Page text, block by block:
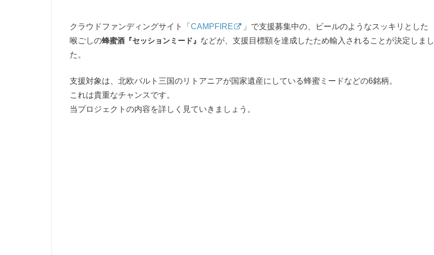
クラウドファンディングサイト「CAMPFIRE
」で支援募集中の、ビールのようなスッキリとした
喉ごしの蜂蜜酒『セッションミード』 などが、支援目標額を達成したため輸入されることが決定しまし
た。
支援対象は、北欧バルト三国のリトアニアが国家遺産にしている蜂蜜ミードなどの6銘柄。
これは貴重なチャンスです。
当プロジェクトの内容を詳しく見ていきましょう。